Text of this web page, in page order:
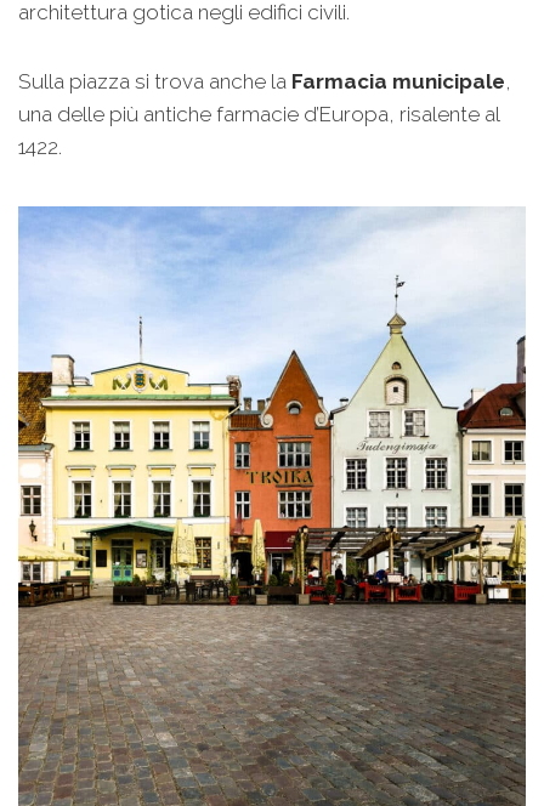
architettura gotica negli edifici civili.
Sulla piazza si trova anche la Farmacia municipale,
una delle più antiche farmacie d’Europa, risalente al
1422.